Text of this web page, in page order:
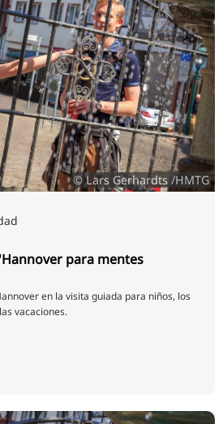
© Lars Gerhardts /HMTG
para mentes
en la visita guiada para niños, los
vacaciones.